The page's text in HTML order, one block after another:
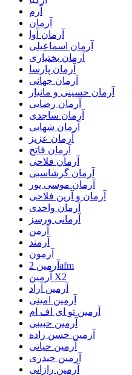
آرم
آرمان
آرمان آوا
آرمان اسماعیلی
آرمان بختیاری
آرمان پارسا
آرمان جهانی
آرمان حسینی و مانیار
آرمان رضایی
آرمان ساجدی
آرمان شهابی
آرمان عزیز
آرمان فاتح
آرمان فلاحی
آرمان گرشاسبی
آرمان موسی پور
آرمان و آرین فلاحی
آرمان واحدی
آرمانی ورسز
آرمن
آرمند
آرمون
آرمین 2afm
آرمین X2
آرمین آراد
آرمین امینی
آرمین تو ای اف ام
آرمین حبیبی
آرمین حسن زاده
آرمین حیاتی
آرمین حیدری
آرمین رازانی